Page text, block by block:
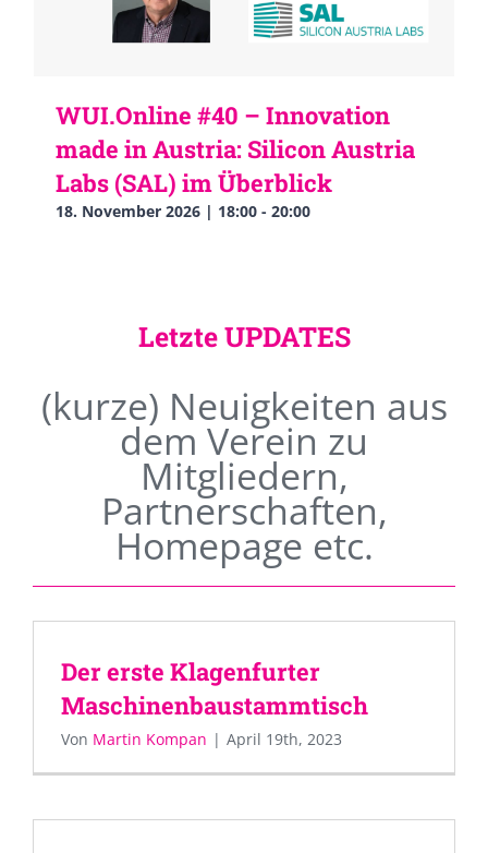
WUI.Online #40 – Innovation
made in Austria: Silicon Austria
Labs (SAL) im Überblick
18. November 2026 | 18:00 - 20:00
Letzte UPDATES
(kurze) Neuigkeiten aus
dem Verein zu
Mitgliedern,
Partnerschaften,
Homepage etc.
Der erste Klagenfurter
Maschinenbaustammtisch
Von Martin Kompan | April 19th, 2023